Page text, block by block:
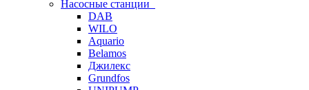
Насосные станции
DAB
WILO
Aquario
Belamos
Джилекс
Grundfos